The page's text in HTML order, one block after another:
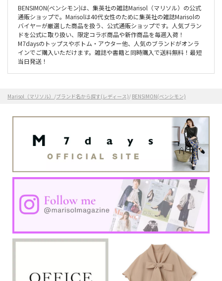
BENSIMON(ベンシモン)は、集英社の雑誌Marisol（マリソル）の公式
通販ショップで。Marisolは40代女性のために集英社の雑誌Marisolの
バイヤーが厳選した商品を扱う、公式通販ショップです。人気ブラン
ドを公式に取り扱い、限定コラボ商品や新作商品を毎週入荷！
M7daysのトップスやボトム・アウター他、人気のブランドがオンラ
インでご購入いただけます。雑誌や書籍と同時購入で送料無料！最短
当日発送！
Marisol（マリソル） /ブランド名から探す(レディース)/ BENSIMON(ベンシモン)